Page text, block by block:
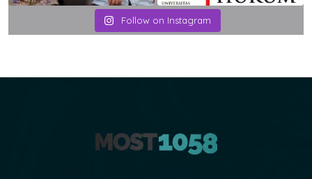
Follow on Instagram